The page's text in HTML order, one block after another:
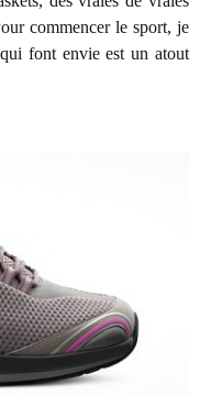
commencer le sport, je
font envie est un atout